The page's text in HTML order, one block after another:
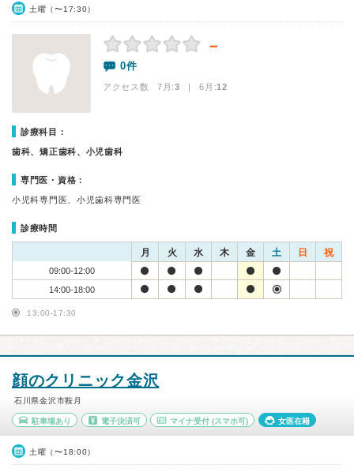
土曜（〜17:30）
－
0件
アクセス数 7月:3 | 6月:12
診療科目：
歯科、矯正歯科、小児歯科
専門医・資格：
小児科専門医、小児歯科専門医
診療時間
月 火 水 木 金 土 日 祝
09:00-12:00
14:00-18:00
13:00-17:30
顔のクリニック金沢
石川県金沢市鞍月
駐車場あり 電子決済可 マイナ受付 (スマホ可) 女医在籍
土曜（〜18:00）